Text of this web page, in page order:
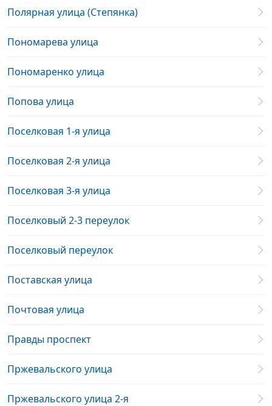
Полярная улица (Степянка)
Пономарева улица
Пономаренко улица
Попова улица
Поселковая 1-я улица
Поселковая 2-я улица
Поселковая 3-я улица
Поселковый 2-3 переулок
Поселковый переулок
Поставская улица
Почтовая улица
Правды проспект
Пржевальского улица
Пржевальского улица 2-я